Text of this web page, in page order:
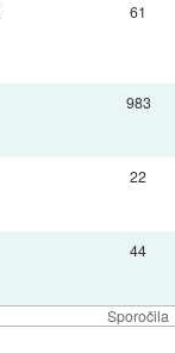
Sporočila
61
983
22
44